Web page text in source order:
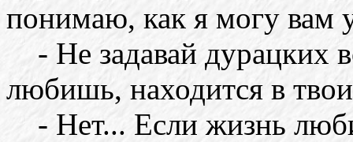
понимаю, как я могу вам
- Не задавай дурацких
любишь, находится в
- Нет... Если жизнь